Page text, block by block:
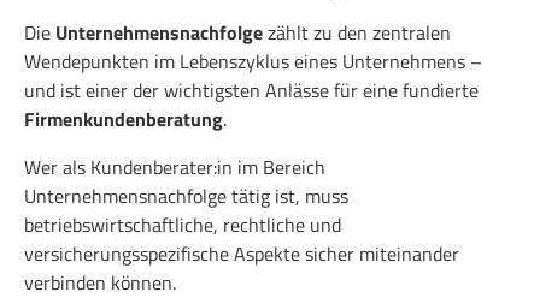
Die Unternehmensnachfolgezählt zu den zentralen
Wendepunkten im Lebenszyklus eines Unternehmens –
und ist einer der wichtigsten Anlässe für eine fundierte
Firmenkundenberatung.
Wer als Kundenberater:in im Bereich
Unternehmensnachfolge tätig ist, muss
betriebswirtschaftliche, rechtliche und
versicherungsspezifische Aspekte sicher miteinander
verbinden können.